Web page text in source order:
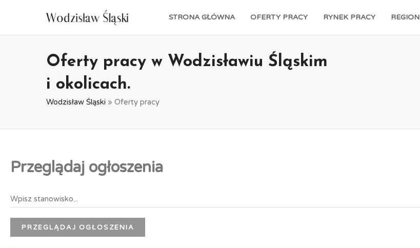
STRONA GŁÓWNA OFERTY PRACY RYNEK PRACY REGION
Oferty pracy w Wodzisławiu Śląskim
i okolicach.
Wodzisław Śląski » Oferty pracy
Przeglądaj ogłoszenia